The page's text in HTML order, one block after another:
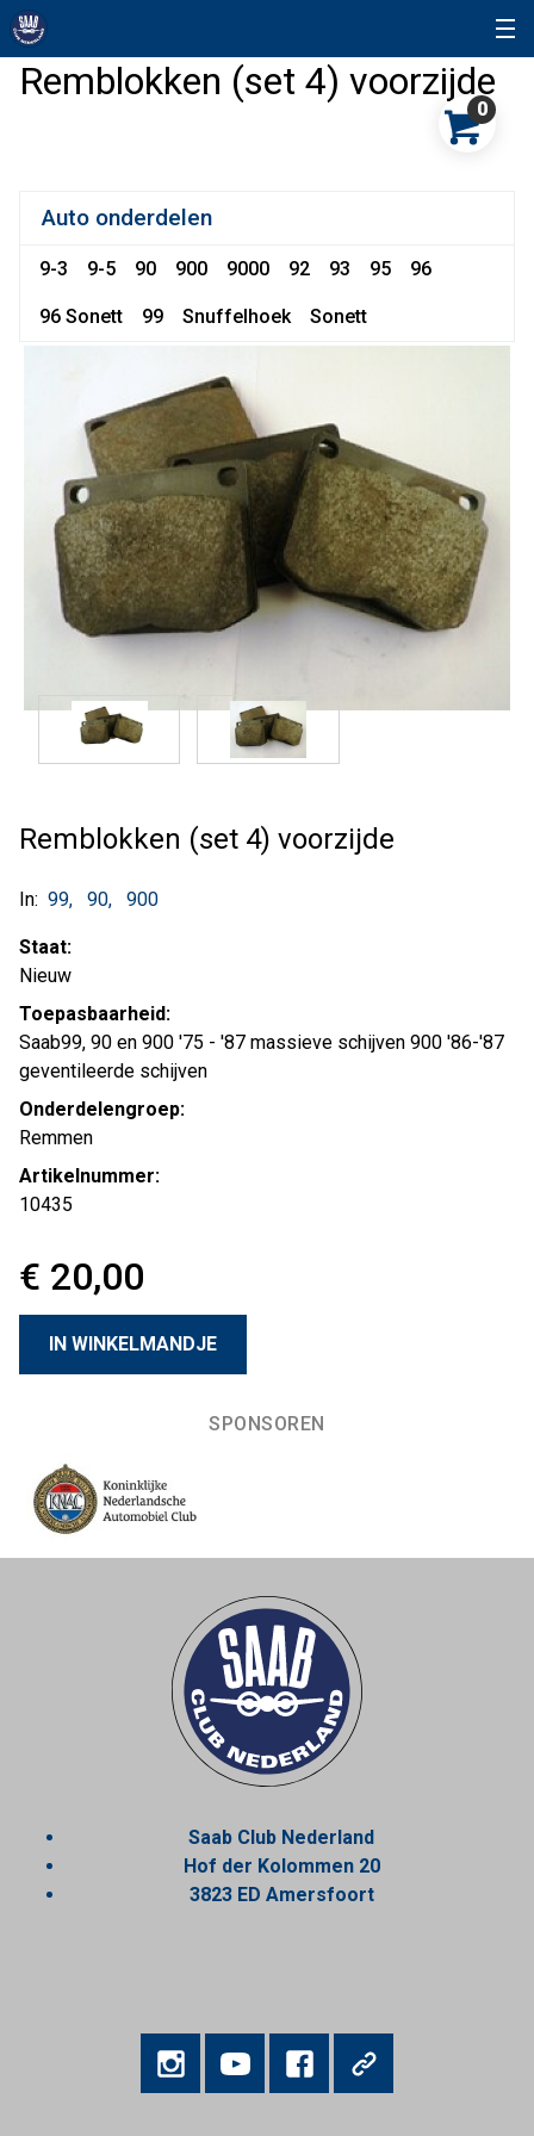
Remblokken (set 4) voorzijde
0
Auto onderdelen
9-3 9-5 90 900 9000 92 93 95 96
96 Sonett 99 Snuffelhoek Sonett
Remblokken (set 4) voorzijde
In: 99 90 900
Staat:
Nieuw
Toepasbaarheid:
Saab99, 90 en 900 '75 - '87 massieve schijven 900 '86-'87
geventileerde schijven
Onderdelengroep:
Remmen
Artikelnummer:
10435
€ 20,00
SPONSOREN
Saab Club Nederland
Hof der Kolommen 20
3823 ED Amersfoort